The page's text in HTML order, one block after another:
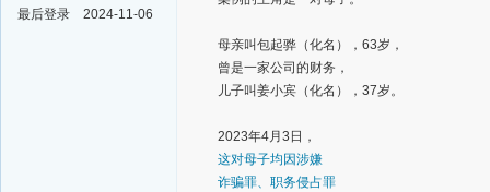
最后登录
2024-11-06
母亲叫包起骅（化名），63岁，
曾是一家公司的财务，
儿子叫姜小宾（化名），37岁。
2023年4月3日，
这对母子均因涉嫌
诈骗罪、职务侵占罪